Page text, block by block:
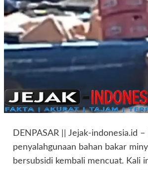
DENPASAR || Jejak-indonesia.id –
penyalahgunaan bahan bakar
bersubsidi kembali mencuat. Kali